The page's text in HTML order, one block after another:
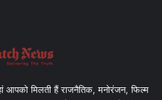
मिलती हैं राजनैतिक, मनोरंजन, फिल्म